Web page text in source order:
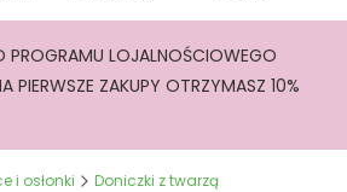
PROGRAMU LOJALNOŚCIOWEGO
PIERWSZE ZAKUPY OTRZYMASZ 10%
i osłonki Doniczki z twarzą